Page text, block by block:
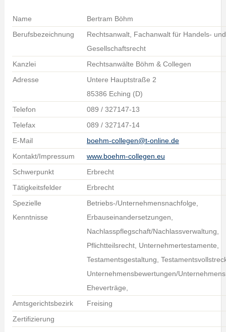
Name
Bertram Böhm
Berufsbezeichnung
Rechtsanwalt, Fachanwalt für Handels- und
Gesellschaftsrecht
Kanzlei
Rechtsanwälte Böhm & Collegen
Adresse
Untere Hauptstraße 2
85386 Eching (D)
Telefon
089 / 327147-13
Telefax
089 / 327147-14
E-Mail
boehm-collegen@t-online.de
Kontakt/Impressum
www.boehm-collegen.eu
Schwerpunkt
Erbrecht
Tätigkeitsfelder
Erbrecht
Spezielle
Kenntnisse
Betriebs-/Unternehmensnachfolge,
Erbauseinandersetzungen,
Nachlasspflegschaft/Nachlassverwaltung,
Pflichtteilsrecht, Unternehmertestamente,
Testamentsgestaltung,
Unternehmensbewertungen/
Eheverträge,
Amtsgerichtsbezirk
Freising
Zertifizierung